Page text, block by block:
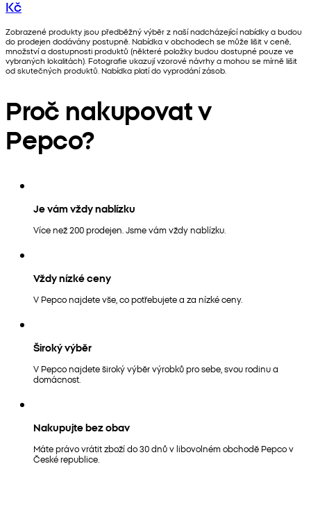
Kč
Zobrazené produkty jsou předběžný výběr z naší nadcházející nabídky a budou
do prodejen dodávány postupně. Nabídka v obchodech se může lišit v ceně,
množství a dostupnosti produktů (některé položky budou dostupné pouze ve
vybraných lokalitách). Fotografie ukazují vzorové návrhy a mohou se mírně lišit
od skutečných produktů. Nabídka platí do vyprodání zásob.
Proč nakupovat v
Pepco?
Je vám vždy nablízku
Více než 200 prodejen. Jsme vám vždy nablízku.
Vždy nízké ceny
V Pepco najdete vše, co potřebujete a za nízké ceny.
Široký výběr
V Pepco najdete široký výběr výrobků pro sebe, svou rodinu a
domácnost.
Nakupujte bez obav
Máte právo vrátit zboží do 30 dnů v libovolném obchodě Pepco v
České republice.